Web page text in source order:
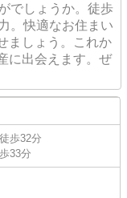
でしょうか。徒歩
。快適なお住まい
ましょう。これか
に出会えます。ぜ
歩32分
33分